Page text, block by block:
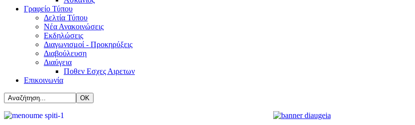
Γραφείο Τύπου
Δελτία Τύπου
Νέα Ανακοινώσεις
Εκδηλώσεις
Διαγωνισμοί - Προκηρύξεις
Διαβούλευση
Διαύγεια
Ποθεν Εσχες Αιρετων
Επικοινωνία